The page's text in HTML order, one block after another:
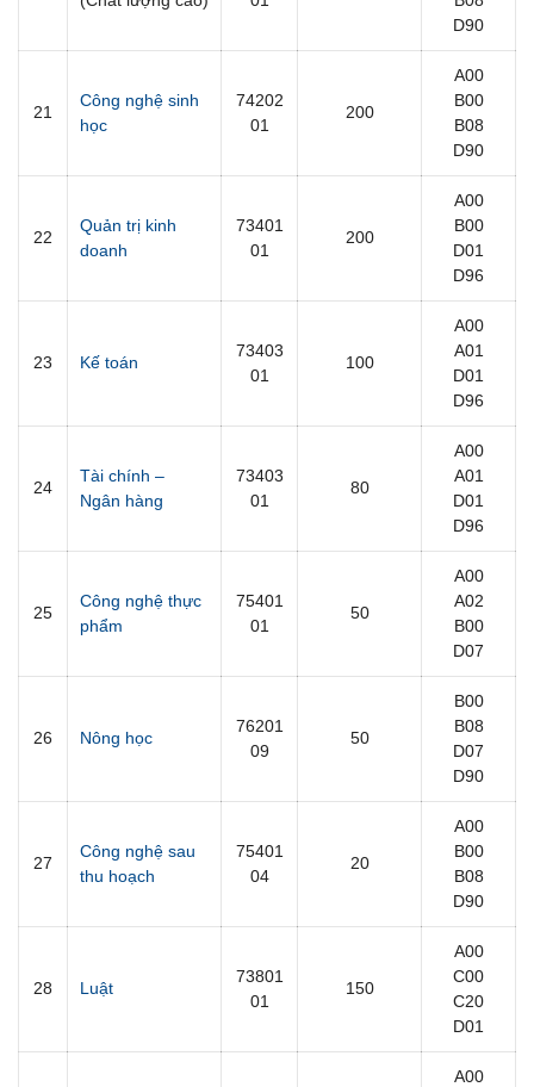
D90
21
Công nghệ sinh
học
74202
01
200
A00
B00
B08
D90
22
Quản trị kinh
doanh
73401
01
200
A00
B00
D01
D96
23 Kế toán
73403
01
100
A00
A01
D01
D96
24
Tài chính –
Ngân hàng
73403
01
80
A00
A01
D01
D96
25
Công nghệ thực
phẩm
75401
01
50
A00
A02
B00
D07
26 Nông học
76201
09
50
B00
B08
D07
D90
27
Công nghệ sau
thu hoạch
75401
04
20
A00
B00
B08
D90
28 Luật
73801
01
150
A00
C00
C20
D01
A00